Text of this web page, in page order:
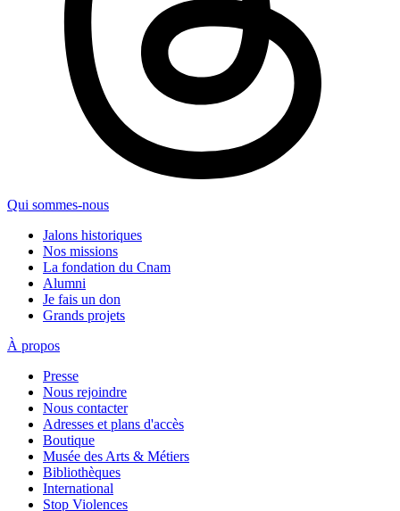
Qui sommes-nous
Jalons historiques
Nos missions
La fondation du Cnam
Alumni
Je fais un don
Grands projets
À propos
Presse
Nous rejoindre
Nous contacter
Adresses et plans d'accès
Boutique
Musée des Arts & Métiers
Bibliothèques
International
Stop Violences